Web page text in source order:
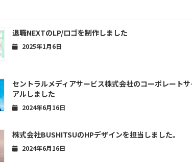
退職NEXTのLP/ロゴを制作しました
2025年1月6日
セントラルメディアサービス株式会社のコーポレート
アルしました
2024年6月16日
株式会社BUSHITSUのHPデザインを担当しました。
2024年6月16日